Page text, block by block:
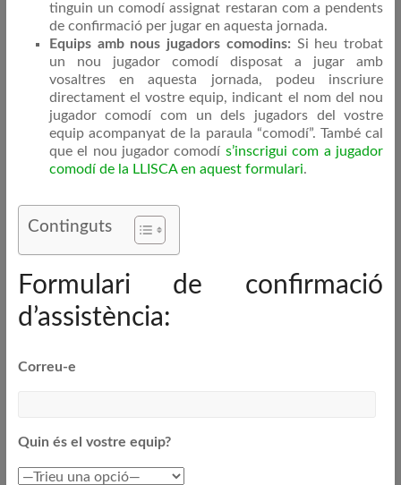
tinguin un comodí assignat restaran com a pendents
de confirmació per jugar en aquesta jornada.
Equips amb nous jugadors comodins: Si heu trobat
un nou jugador comodí disposat a jugar amb
vosaltres en aquesta jornada, podeu inscriure
directament el vostre equip, indicant el nom del nou
jugador comodí com un dels jugadors del vostre
equip acompanyat de la paraula “comodí”. També cal
que el nou jugador comodí s’inscrigui com a jugador
comodí de la LLISCA en aquest formulari.
Continguts
Formulari de confirmació
d’assistència:
Correu-e
Quin és el vostre equip?